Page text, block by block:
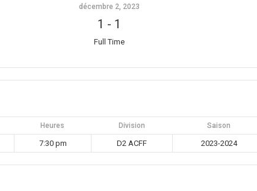
décembre 2, 2023
1 - 1
Full Time
Heures Division Saison
7:30 pm D2 ACFF 2023-2024